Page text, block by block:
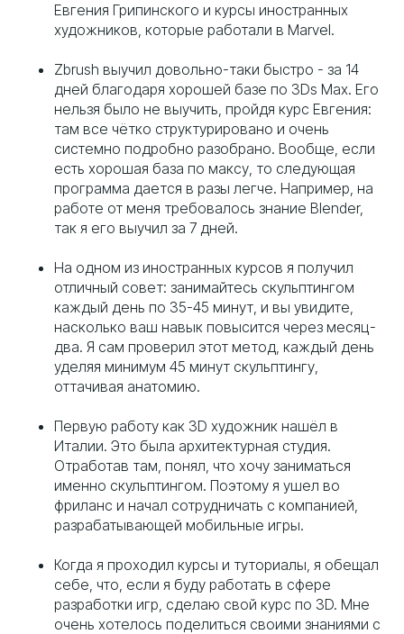
Евгения Грипинского и курсы иностранных
художников, которые работали в Marvel.
Zbrush выучил довольно-таки быстро - за 14
дней благодаря хорошей базе по 3Ds Max. Его
нельзя было не выучить, пройдя курс Евгения:
там все чётко структурировано и очень
системно подробно разобрано. Вообще, если
есть хорошая база по максу, то следующая
программа дается в разы легче. Например, на
работе от меня требовалось знание Blender,
так я его выучил за 7 дней.
На одном из иностранных курсов я получил
отличный совет: занимайтесь скульптингом
каждый день по 35-45 минут, и вы увидите,
насколько ваш навык повысится через месяц-
два. Я сам проверил этот метод, каждый день
уделяя минимум 45 минут скульптингу,
оттачивая анатомию.
Первую работу как 3D художник нашёл в
Италии. Это была архитектурная студия.
Отработав там, понял, что хочу заниматься
именно скульптингом. Поэтому я ушел во
фриланс и начал сотрудничать с компанией,
разрабатывающей мобильные игры.
Когда я проходил курсы и туториалы, я обещал
себе, что, если я буду работать в сфере
разработки игр, сделаю свой курс по 3D. Мне
очень хотелось поделиться своими знаниями с